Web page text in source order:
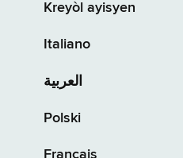
Kreyòl ayisyen
Italiano
العربية
Polski
Français